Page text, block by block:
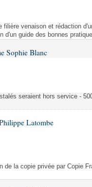
filière venaison et rédaction
d'un guide des bonnes
Sophie Blanc
seraient hors service -
Latombe
de la copie privée par Copie